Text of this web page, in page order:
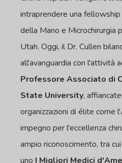
intraprendere una fellowship
della Mano e Microchirurgia
Utah. Oggi, il Dr. Cullen
all'avanguardia con l'attività
Professore Associato di
State University,
organizzazioni di élite come
impegno per l'eccellenza
ampio riconoscimento, tra
uno I Migliori Medici